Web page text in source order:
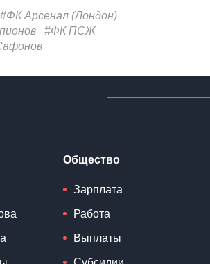
#ФК Арсенал (Лондон)
#ФК ПСЖ
Общество
Зарплата
Работа
Выплаты